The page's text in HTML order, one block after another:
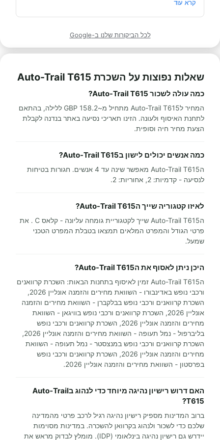
קרא עוד
לכל הביקורות שלנו ב-Google
שאלות נפוצות על השכרת Auto-Trail T615
כמה עולה לשכור Auto-Trail T615?
המחיר לAuto-Trail T615 מתחיל מ~158.2 GBP ללילה, בהתאם
לתחנת האיסוף ולעונה. הזינו תאריכי נסיעה באתר בנדנה לקבלת
הצעת מחיר חיה וסופית.
כמה אנשים יכולים לישון בAuto-Trail T615?
הAuto-Trail T615 מאפשר שינה עד 4 אנשים. חגורות בטיחות
לנסיעה - קדמיות: 2, אחוריות: 2.
לאיזו קטגוריה שייך הAuto-Trail T615?
הAuto-Trail T615 שייך לקטגוריית גומחה עליונה - קלאס C . את
פרטי הגודל והמפרט המלאים תמצאו בטבלת המפרט הטכני
שמעל.
היכן ניתן לאסוף את הAuto-Trail T615?
הAuto-Trail T615 זמין לאיסוף בתחנות הבאות: השכרת קרוואנים
ורכבי נופש באדינבורו - השוואת מחירים והזמנה אונליין 2026,
השכרת קרוואנים ורכבי נופש בבלקברן - השוואת מחירים והזמנה
אונליין 2026, השכרת קרוואנים ורכבי נופש בוויגאן - השוואת
מחירים והזמנה אונליין 2026, השכרת קרוואנים ורכבי נופש
בליברפול - נמל תעופה - השוואת מחירים והזמנה אונליין 2026,
השכרת קרוואנים ורכבי נופש במנצסטר - נמל תעופה - השוואת
מחירים והזמנה אונליין 2026, השכרת קרוואנים ורכבי נופש
בפרסטון - השוואת מחירים והזמנה אונליין 2026.
האם דרוש רישיון נהיגה מיוחד כדי לנהוג בAuto-Trail
T615?
ברוב המדינות מספיק רישיון נהיגה רגיל לרכב פרטי מהמדינה
שלכם כדי לשכור ולנהוג בקרוואן להשכרה. במדינות מסוימות
יידרש גם רישיון נהיגה בינלאומי (IDP). מומלץ לבדוק מראש את